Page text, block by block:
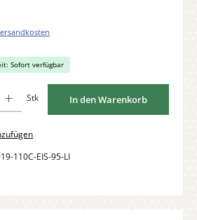
Sofort verfügbar
Stk In den Warenkorb
110C-EIS-95-LI